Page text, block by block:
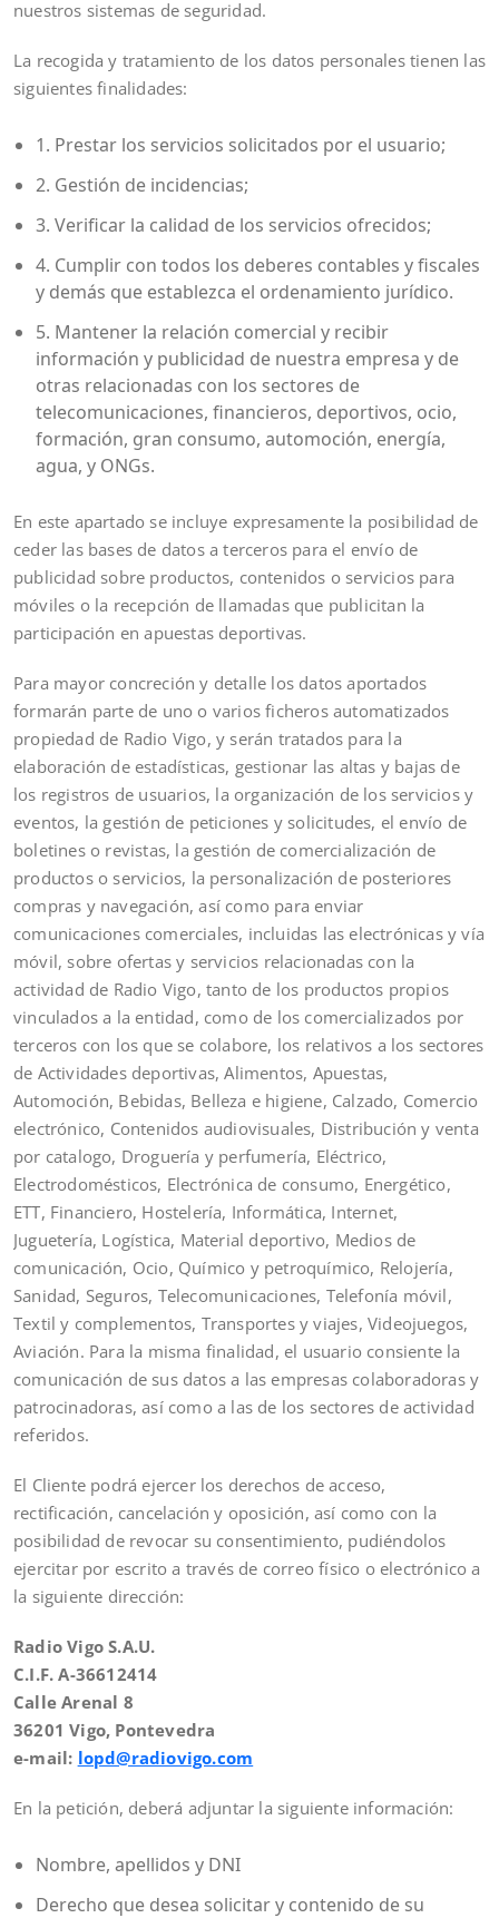
nuestros sistemas de seguridad.
La recogida y tratamiento de los datos personales tienen las
siguientes finalidades:
1. Prestar los servicios solicitados por el usuario;
2. Gestión de incidencias;
3. Verificar la calidad de los servicios ofrecidos;
4. Cumplir con todos los deberes contables y fiscales
y demás que establezca el ordenamiento jurídico.
5. Mantener la relación comercial y recibir
información y publicidad de nuestra empresa y de
otras relacionadas con los sectores de
telecomunicaciones, financieros, deportivos, ocio,
formación, gran consumo, automoción, energía,
agua, y ONGs.
En este apartado se incluye expresamente la posibilidad de
ceder las bases de datos a terceros para el envío de
publicidad sobre productos, contenidos o servicios para
móviles o la recepción de llamadas que publicitan la
participación en apuestas deportivas.
Para mayor concreción y detalle los datos aportados
formarán parte de uno o varios ficheros automatizados
propiedad de Radio Vigo, y serán tratados para la
elaboración de estadísticas, gestionar las altas y bajas de
los registros de usuarios, la organización de los servicios y
eventos, la gestión de peticiones y solicitudes, el envío de
boletines o revistas, la gestión de comercialización de
productos o servicios, la personalización de posteriores
compras y navegación, así como para enviar
comunicaciones comerciales, incluidas las electrónicas y vía
móvil, sobre ofertas y servicios relacionadas con la
actividad de Radio Vigo, tanto de los productos propios
vinculados a la entidad, como de los comercializados por
terceros con los que se colabore, los relativos a los sectores
de Actividades deportivas, Alimentos, Apuestas,
Automoción, Bebidas, Belleza e higiene, Calzado, Comercio
electrónico, Contenidos audiovisuales, Distribución y venta
por catalogo, Droguería y perfumería, Eléctrico,
Electrodomésticos, Electrónica de consumo, Energético,
ETT, Financiero, Hostelería, Informática, Internet,
Juguetería, Logística, Material deportivo, Medios de
comunicación, Ocio, Químico y petroquímico, Relojería,
Sanidad, Seguros, Telecomunicaciones, Telefonía móvil,
Textil y complementos, Transportes y viajes, Videojuegos,
Aviación. Para la misma finalidad, el usuario consiente la
comunicación de sus datos a las empresas colaboradoras y
patrocinadoras, así como a las de los sectores de actividad
referidos.
El Cliente podrá ejercer los derechos de acceso,
rectificación, cancelación y oposición, así como con la
posibilidad de revocar su consentimiento, pudiéndolos
ejercitar por escrito a través de correo físico o electrónico a
la siguiente dirección:
Radio Vigo S.A.U.
C.I.F. A-36612414
Calle Arenal 8
36201 Vigo, Pontevedra
e-mail: lopd@radiovigo.com
En la petición, deberá adjuntar la siguiente información:
Nombre, apellidos y DNI
Derecho que desea solicitar y contenido de su